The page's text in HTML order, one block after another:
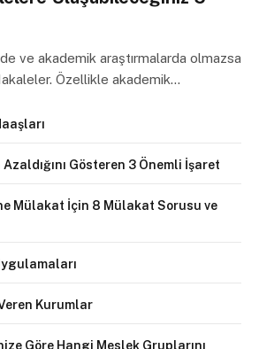
ve akademik araştırmalarda olmazsa
Özellikle akademik…
Gösteren 3 Önemli İşaret
Mülakat İçin 8 Mülakat Sorusu ve
Kurumlar
Göre Hangi Meslek Gruplarını